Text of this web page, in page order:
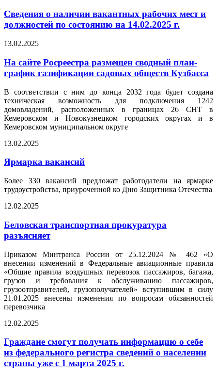
Сведения о наличии вакантных рабочих мест и
должностей по состоянию на 14.02.2025 г.
13.02.2025
На сайте Росреестра размещен сводный план-
график газификации садовых обществ Кузбасса
В соответствии с ним до конца 2032 года будет создана
техническая возможность для подключения 1242
домовладений, расположенных в границах 26 СНТ в
Кемеровском и Новокузнецком городских округах и в
Кемеровском муниципальном округе
13.02.2025
Ярмарка вакансий
Более 330 вакансий предложат работодатели на ярмарке
трудоустройства, приуроченной ко Дню Защитника Отечества
12.02.2025
Беловская транспортная прокуратура
разъясняет
Приказом Минтранса России от 25.12.2024 № 462 «О
внесении изменений в Федеральные авиационные правила
«Общие правила воздушных перевозок пассажиров, багажа,
грузов и требования к обслуживанию пассажиров,
грузоотправителей, грузополучателей» вступившим в силу
21.01.2025 внесены изменения по вопросам обязанностей
перевозчика
12.02.2025
Граждане смогут получать информацию о себе
из федерального регистра сведений о населении
страны уже с 1 марта 2025 г.